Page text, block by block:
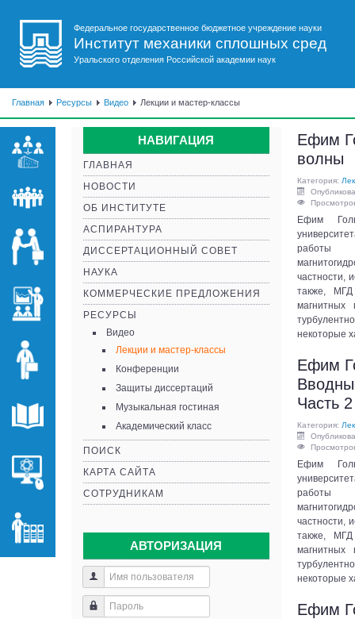
Федеральное государственное бюджетное учреждение науки
Институт механики сплошных сред
Уральского отделения Российской академии наук
Главная Ресурсы Видео Лекции и мастер-классы
НАВИГАЦИЯ
ГЛАВНАЯ
НОВОСТИ
ОБ ИНСТИТУТЕ
АСПИРАНТУРА
ДИССЕРТАЦИОННЫЙ СОВЕТ
НАУКА
КОММЕРЧЕСКИЕ ПРЕДЛОЖЕНИЯ
РЕСУРСЫ
Видео
Лекции и мастер-классы
Конференции
Защиты диссертаций
Музыкальная гостиная
Академический класс
ПОИСК
КАРТА САЙТА
СОТРУДНИКАМ
АВТОРИЗАЦИЯ
Ефим
волны
Категория:
Ефим
работы
частности,
также,
магнитных
некоторые
Ефим
Часть 2
Категория:
Ефим
работы
частности,
также,
магнитных
некоторые
Ефим